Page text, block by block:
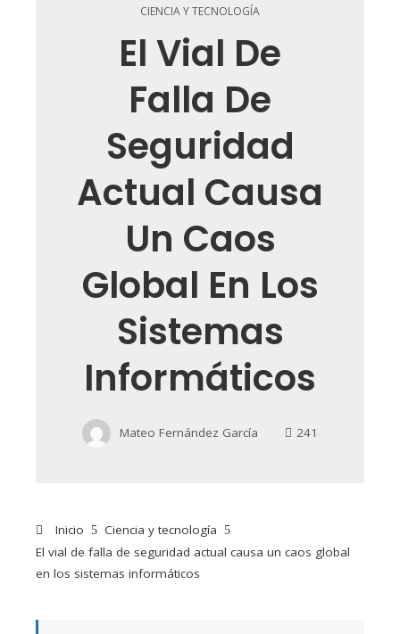
CIENCIA Y TECNOLOGÍA
El Vial De
Falla De
Seguridad
Actual Causa
Un Caos
Global En Los
Sistemas
Informáticos
Mateo Fernández García 241
Inicio
Ciencia y tecnología
El vial de falla de seguridad actual causa un caos global
en los sistemas informáticos